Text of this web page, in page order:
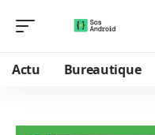
Actu Bureautique